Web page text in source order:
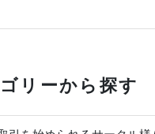
リーから探す